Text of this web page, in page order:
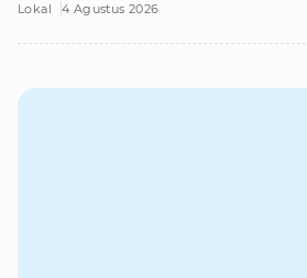
Lokal 4 Agustus 2026